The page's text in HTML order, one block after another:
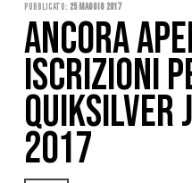
Pubblicato: 25 Maggio 2017
ANCORA
ISCRIZIONI
QUIKSILVER
2017